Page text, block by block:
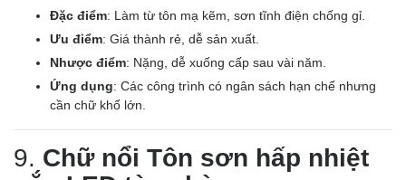
Đặc điểm: Làm từ tôn mạ kẽm, sơn tĩnh điện chống gỉ.
Ưu điểm: Giá thành rẻ, dễ sản xuất.
Nhược điểm: Nặng, dễ xuống cấp sau vài năm.
Ứng dụng: Các công trình có ngân sách hạn chế nhưng
cần chữ khổ lớn.
9. Chữ nổi Tôn sơn hấp nhiệt